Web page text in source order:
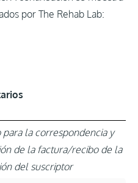
por The Rehab Lab:
para la correspondencia y
de la factura/recibo de la
del suscriptor